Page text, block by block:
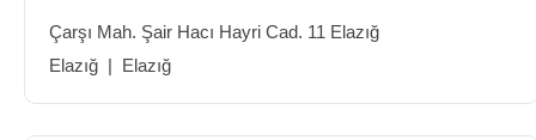
Çarşı Mah. Şair Hacı Hayri Cad. 11 Elazığ
Elazığ | Elazığ